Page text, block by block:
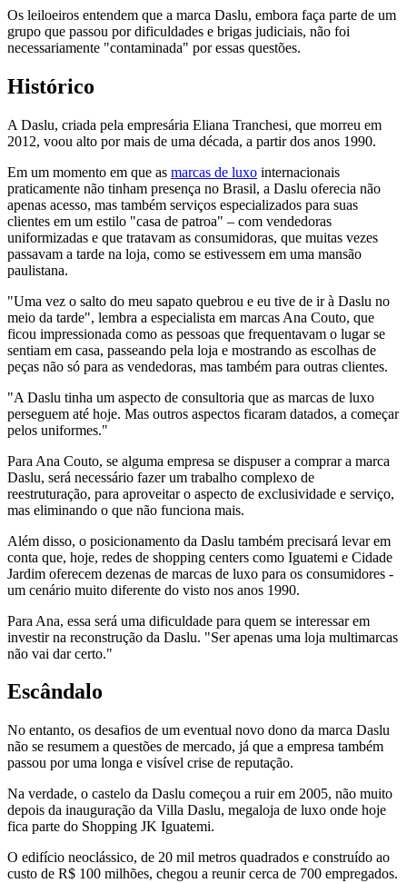
Os leiloeiros entendem que a marca Daslu, embora faça parte de um
grupo que passou por dificuldades e brigas judiciais, não foi
necessariamente "contaminada" por essas questões.
Histórico
A Daslu, criada pela empresária Eliana Tranchesi, que morreu em
2012, voou alto por mais de uma década, a partir dos anos 1990.
Em um momento em que as marcas de luxo internacionais
praticamente não tinham presença no Brasil, a Daslu oferecia não
apenas acesso, mas também serviços especializados para suas
clientes em um estilo "casa de patroa" – com vendedoras
uniformizadas e que tratavam as consumidoras, que muitas vezes
passavam a tarde na loja, como se estivessem em uma mansão
paulistana.
"Uma vez o salto do meu sapato quebrou e eu tive de ir à Daslu no
meio da tarde", lembra a especialista em marcas Ana Couto, que
ficou impressionada como as pessoas que frequentavam o lugar se
sentiam em casa, passeando pela loja e mostrando as escolhas de
peças não só para as vendedoras, mas também para outras clientes.
"A Daslu tinha um aspecto de consultoria que as marcas de luxo
perseguem até hoje. Mas outros aspectos ficaram datados, a começar
pelos uniformes."
Para Ana Couto, se alguma empresa se dispuser a comprar a marca
Daslu, será necessário fazer um trabalho complexo de
reestruturação, para aproveitar o aspecto de exclusividade e serviço,
mas eliminando o que não funciona mais.
Além disso, o posicionamento da Daslu também precisará levar em
conta que, hoje, redes de shopping centers como Iguatemi e Cidade
Jardim oferecem dezenas de marcas de luxo para os consumidores -
um cenário muito diferente do visto nos anos 1990.
Para Ana, essa será uma dificuldade para quem se interessar em
investir na reconstrução da Daslu. "Ser apenas uma loja multimarcas
não vai dar certo."
Escândalo
No entanto, os desafios de um eventual novo dono da marca Daslu
não se resumem a questões de mercado, já que a empresa também
passou por uma longa e visível crise de reputação.
Na verdade, o castelo da Daslu começou a ruir em 2005, não muito
depois da inauguração da Villa Daslu, megaloja de luxo onde hoje
fica parte do Shopping JK Iguatemi.
O edifício neoclássico, de 20 mil metros quadrados e construído ao
custo de R$ 100 milhões, chegou a reunir cerca de 700 empregados.